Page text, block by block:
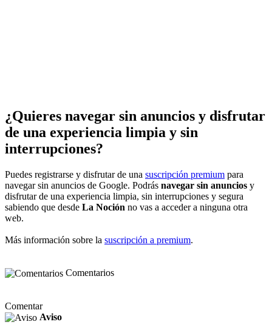
¿Quieres navegar sin anuncios y disfrutar
de una experiencia limpia y sin
interrupciones?
Puedes registrarse y disfrutar de una suscripción premium para
navegar sin anuncios de Google. Podrás navegar sin anuncios y
disfrutar de una experiencia limpia, sin interrupciones y segura
sabiendo que desde La Noción no vas a acceder a ninguna otra
web.
Más información sobre la suscripción a premium.
Comentarios
Comentar
Aviso